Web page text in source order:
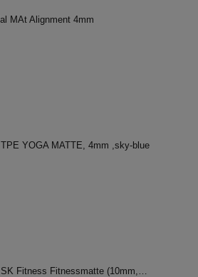
MAt Alignment 4mm
YOGA MATTE, 4mm ,sky-blue
Schildkröt Fitness SK Fitness Fitnessmatte (10mm,MINT)